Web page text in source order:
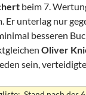
beim 7.
Er unterlag nur
besseren
Oliver
sein,